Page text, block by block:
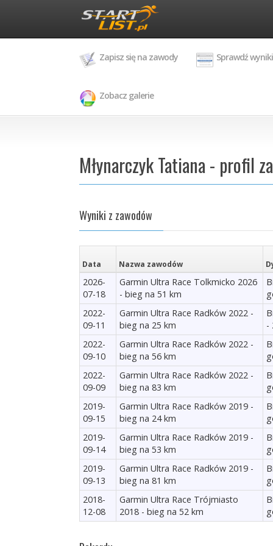
Zapisz się na zawody Sprawdź wyniki
Zobacz galerie
Młynarczyk Tatiana - profil
Wyniki z zawodów
Data Nazwa zawodów
2026-
07-18
Garmin Ultra Race Tolkmicko 2026
- bieg na 51 km
2022-
09-11
Garmin Ultra Race Radków 2022 -
bieg na 25 km
-
2022-
09-10
Garmin Ultra Race Radków 2022 -
bieg na 56 km
2022-
09-09
Garmin Ultra Race Radków 2022 -
bieg na 83 km
2019-
09-15
Garmin Ultra Race Radków 2019 -
bieg na 24 km
2019-
09-14
Garmin Ultra Race Radków 2019 -
bieg na 53 km
2019-
09-13
Garmin Ultra Race Radków 2019 -
bieg na 81 km
2018-
12-08
Garmin Ultra Race Trójmiasto
2018 - bieg na 52 km